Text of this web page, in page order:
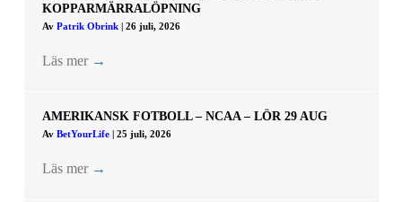
KOPPARMÄRRALÖPNING
Av Patrik Obrink 26 juli, 2026
Läs mer →
AMERIKANSK FOTBOLL – NCAA – LÖR 29 AUG
Av BetYourLife 25 juli, 2026
Läs mer →